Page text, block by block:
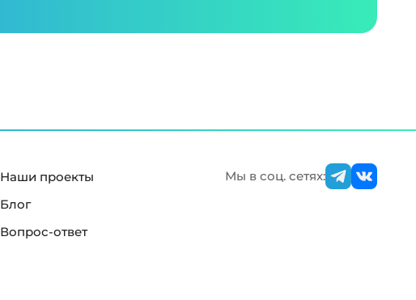
Наши проекты
Блог
Вопрос-ответ
Мы в соц. сетях: